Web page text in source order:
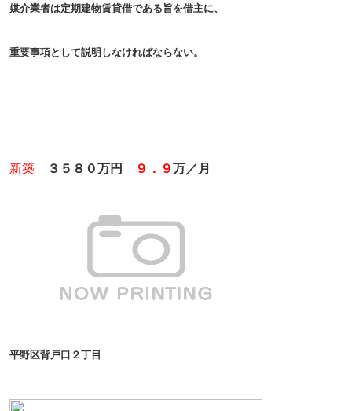
媒介業者は定期建物賃貸借である旨を借主に、
重要事項として説明しなければならない。
新築 ３５８０万円 ９．９万／月
平野区背戸口２丁目